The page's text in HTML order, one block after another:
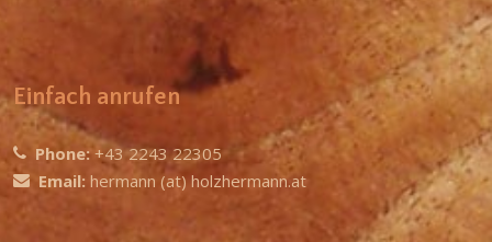
Einfach anrufen
Phone:+43 2243 22305
Email: hermann (at) holzhermann.at